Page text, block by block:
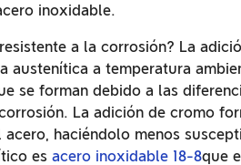
inoxidable.
a la corrosión? La
austenítica a temperatura
se forman debido a las
La adición de cromo
haciéndolo menos
es acero inoxidable 18-8que